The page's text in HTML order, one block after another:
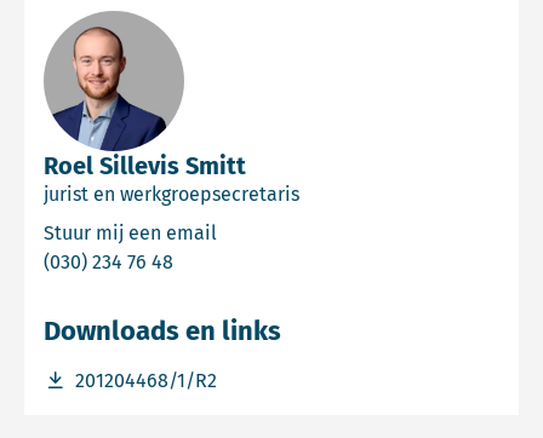
Roel Sillevis Smitt
jurist en werkgroepsecretaris
Stuur mij een email
(030) 234 76 48
Downloads en links
201204468/1/R2
Download bestand 201204468/1/R2